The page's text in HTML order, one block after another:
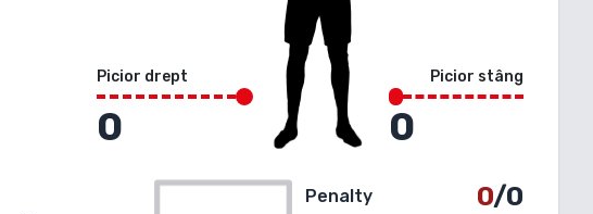
Picior drept
0
Picior stâng
0
Penalty 0/0